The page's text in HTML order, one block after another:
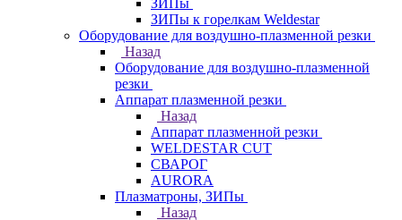
ЗИПы
ЗИПы к горелкам Weldestar
Оборудование для воздушно-плазменной резки
Назад
Оборудование для воздушно-плазменной
резки
Аппарат плазменной резки
Назад
Аппарат плазменной резки
WELDESTAR CUT
СВАРОГ
AURORA
Плазматроны, ЗИПы
Назад